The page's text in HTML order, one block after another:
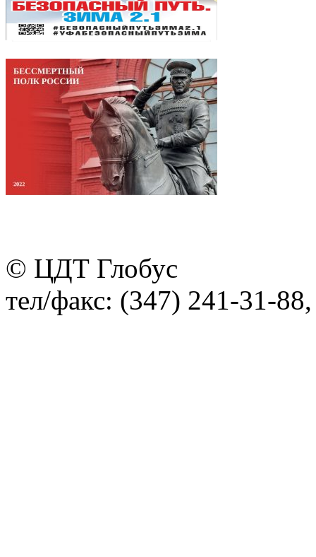
© ЦДТ Глобус
тел/факс: (347) 241-31-